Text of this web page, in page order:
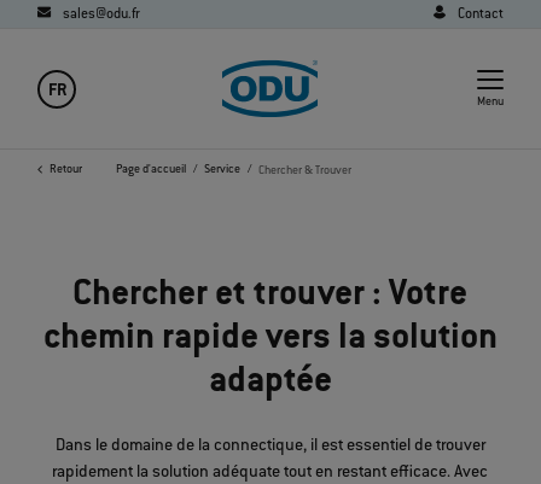
sales@odu.fr Contact
FR
Menu
Retour Page d'accueil Service Chercher & Trouver
Chercher et trouver : Votre
chemin rapide vers la solution
adaptée
Dans le domaine de la connectique, il est essentiel de trouver
rapidement la solution adéquate tout en restant efficace. Avec